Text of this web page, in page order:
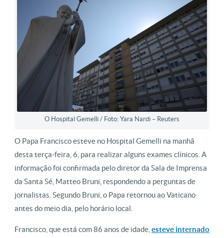
O Hospital Gemelli / Foto: Yara Nardi – Reuters
O Papa Francisco esteve no Hospital Gemelli na manhã
desta terça-feira, 6, para realizar alguns exames clínicos. A
informação foi confirmada pelo diretor da Sala de Imprensa
da Santa Sé, Matteo Bruni, respondendo a perguntas de
jornalistas. Segundo Bruni, o Papa retornou ao Vaticano
antes do meio dia, pelo horário local.
Francisco, que está com 86 anos de idade, esteve internado